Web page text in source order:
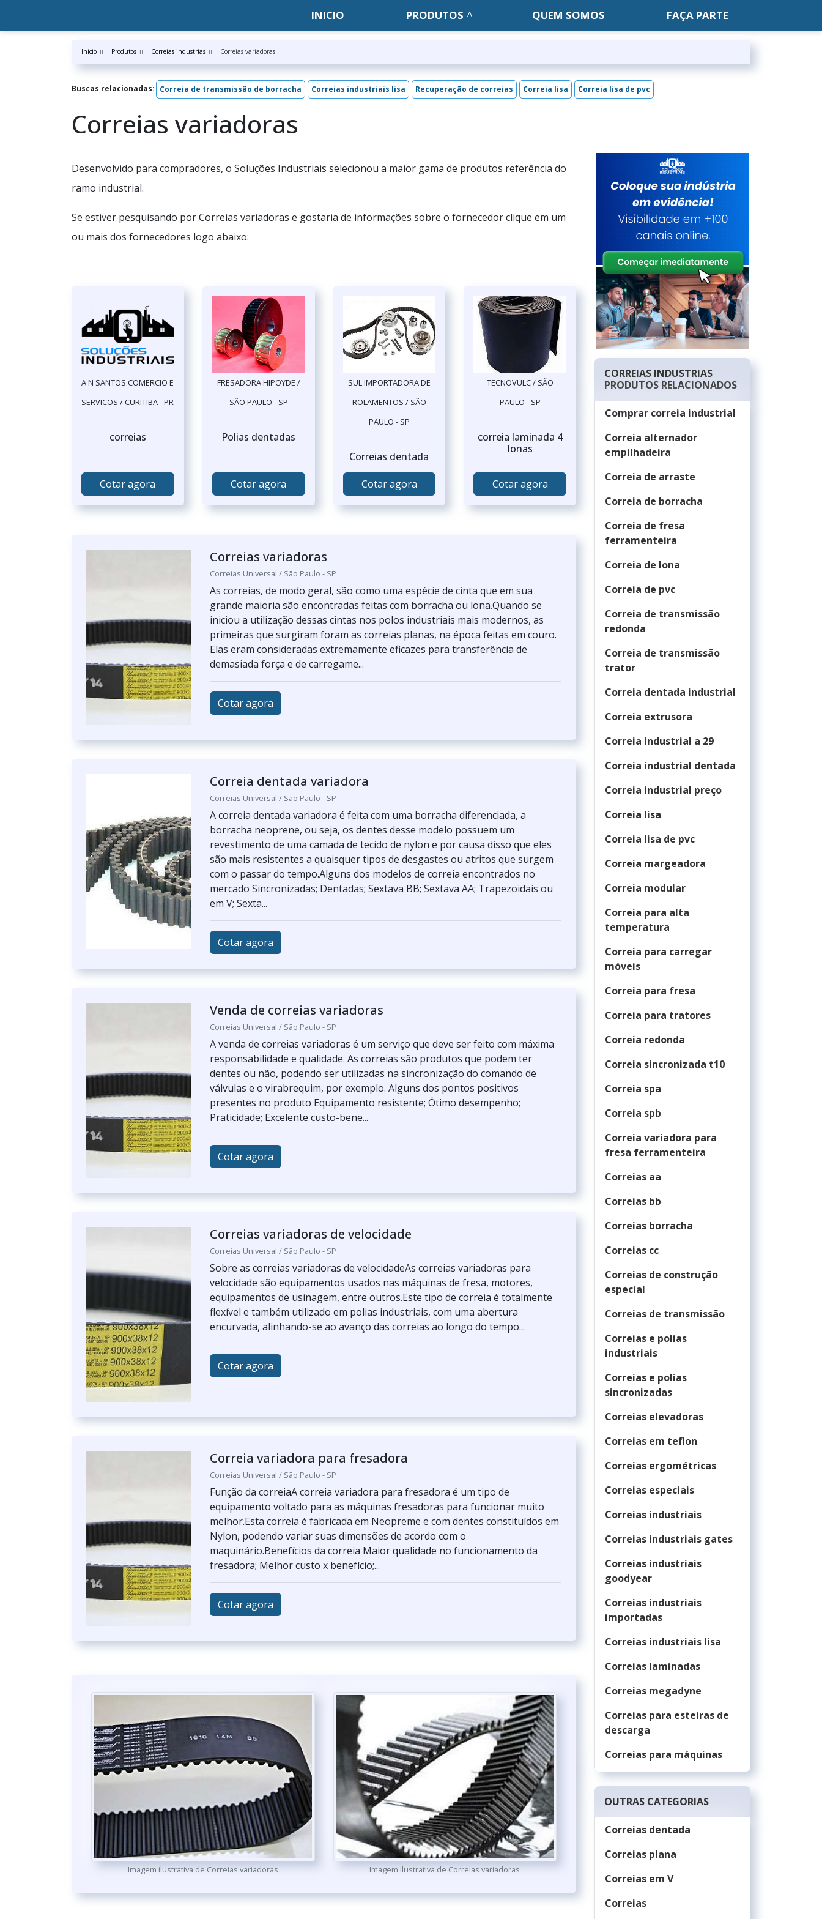
INICIO PRODUTOS QUEM SOMOS FAÇA PARTE
Início Produtos Correias industrias Correias variadoras
Buscas relacionadas: Correia de transmissão de borracha Correias industriais lisa Recuperação de correias Correia lisa Correia lisa de pvc
Correias variadoras
Desenvolvido para compradores, o Soluções Industriais selecionou a maior gama de produtos referência do
ramo industrial.
Se estiver pesquisando por Correias variadoras e gostaria de informações sobre o fornecedor clique em um
ou mais dos fornecedores logo abaixo:
A N SANTOS COMERCIO E
SERVICOS / CURITIBA - PR
correias
Cotar agora
FRESADORA HIPOYDE /
SÃO PAULO - SP
Polias dentadas
Cotar agora
SUL IMPORTADORA DE
ROLAMENTOS / SÃO
PAULO - SP
Correias dentada
Cotar agora
TECNOVULC / SÃO
PAULO - SP
correia laminada 4
lonas
Cotar agora
Correias variadoras
Correias Universal / São Paulo - SP
As correias, de modo geral, são como uma espécie de cinta que em sua
grande maioria são encontradas feitas com borracha ou lona.Quando se
iniciou a utilização dessas cintas nos polos industriais mais modernos, as
primeiras que surgiram foram as correias planas, na época feitas em couro.
Elas eram consideradas extremamente eficazes para transferência de
demasiada força e de carregame...
Cotar agora
Correia dentada variadora
Correias Universal / São Paulo - SP
A correia dentada variadora é feita com uma borracha diferenciada, a
borracha neoprene, ou seja, os dentes desse modelo possuem um
revestimento de uma camada de tecido de nylon e por causa disso que eles
são mais resistentes a quaisquer tipos de desgastes ou atritos que surgem
com o passar do tempo.Alguns dos modelos de correia encontrados no
mercado Sincronizadas; Dentadas; Sextava BB; Sextava AA; Trapezoidais ou
em V; Sexta...
Cotar agora
Venda de correias variadoras
Correias Universal / São Paulo - SP
A venda de correias variadoras é um serviço que deve ser feito com máxima
responsabilidade e qualidade. As correias são produtos que podem ter
dentes ou não, podendo ser utilizadas na sincronização do comando de
válvulas e o virabrequim, por exemplo. Alguns dos pontos positivos
presentes no produto Equipamento resistente; Ótimo desempenho;
Praticidade; Excelente custo-bene...
Cotar agora
Correias variadoras de velocidade
Correias Universal / São Paulo - SP
Sobre as correias variadoras de velocidadeAs correias variadoras para
velocidade são equipamentos usados nas máquinas de fresa, motores,
equipamentos de usinagem, entre outros.Este tipo de correia é totalmente
flexível e também utilizado em polias industriais, com uma abertura
encurvada, alinhando-se ao avanço das correias ao longo do tempo...
Cotar agora
Correia variadora para fresadora
Correias Universal / São Paulo - SP
Função da correiaA correia variadora para fresadora é um tipo de
equipamento voltado para as máquinas fresadoras para funcionar muito
melhor.Esta correia é fabricada em Neopreme e com dentes constituídos em
Nylon, podendo variar suas dimensões de acordo com o
maquinário.Benefícios da correia Maior qualidade no funcionamento da
fresadora; Melhor custo x benefício;...
Cotar agora
Imagem ilustrativa de Correias variadoras Imagem ilustrativa de Correias variadoras
CORREIAS INDUSTRIAS
PRODUTOS RELACIONADOS
Comprar correia industrial
Correia alternador
empilhadeira
Correia de arraste
Correia de borracha
Correia de fresa
ferramenteira
Correia de lona
Correia de pvc
Correia de transmissão
redonda
Correia de transmissão
trator
Correia dentada industrial
Correia extrusora
Correia industrial a 29
Correia industrial dentada
Correia industrial preço
Correia lisa
Correia lisa de pvc
Correia margeadora
Correia modular
Correia para alta
temperatura
Correia para carregar
móveis
Correia para fresa
Correia para tratores
Correia redonda
Correia sincronizada t10
Correia spa
Correia spb
Correia variadora para
fresa ferramenteira
Correias aa
Correias bb
Correias borracha
Correias cc
Correias de construção
especial
Correias de transmissão
Correias e polias
industriais
Correias e polias
sincronizadas
Correias elevadoras
Correias em teflon
Correias ergométricas
Correias especiais
Correias industriais
Correias industriais gates
Correias industriais
goodyear
Correias industriais
importadas
Correias industriais lisa
Correias laminadas
Correias megadyne
Correias para esteiras de
descarga
Correias para máquinas
Correias para máquinas
Correias para maquinas
industriais
Correias para
movimentação de carga
Correias para
movimentação de carga
OUTRAS CATEGORIAS
Correias dentada
Correias plana
Correias em V
Correias